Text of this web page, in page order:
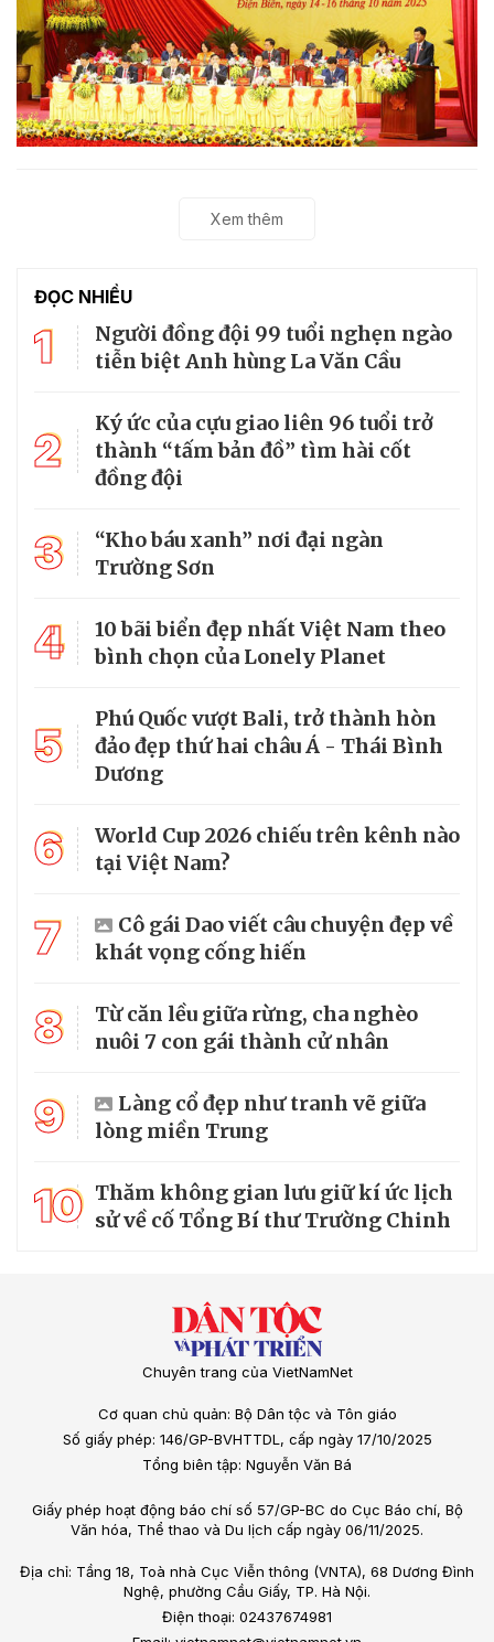
Xem thêm
ĐỌC NHIỀU
1
Người đồng đội 99 tuổi nghẹn ngào
tiễn biệt Anh hùng La Văn Cầu
2
Ký ức của cựu giao liên 96 tuổi trở
thành “tấm bản đồ” tìm hài cốt
đồng đội
3
“Kho báu xanh” nơi đại ngàn
Trường Sơn
4
10 bãi biển đẹp nhất Việt Nam theo
bình chọn của Lonely Planet
5
Phú Quốc vượt Bali, trở thành hòn
đảo đẹp thứ hai châu Á - Thái Bình
Dương
6
World Cup 2026 chiếu trên kênh nào
tại Việt Nam?
7
Cô gái Dao viết câu chuyện đẹp về
khát vọng cống hiến
8
Từ căn lều giữa rừng, cha nghèo
nuôi 7 con gái thành cử nhân
9
Làng cổ đẹp như tranh vẽ giữa
lòng miền Trung
10 Thăm không gian lưu giữ kí ức lịch
sử về cố Tổng Bí thư Trường Chinh
Chuyên trang của VietNamNet
Cơ quan chủ quản: Bộ Dân tộc và Tôn giáo
Số giấy phép: 146/GP-BVHTTDL, cấp ngày 17/10/2025
Tổng biên tập: Nguyễn Văn Bá
Giấy phép hoạt động báo chí số 57/GP-BC do Cục Báo chí, Bộ
Văn hóa, Thể thao và Du lịch cấp ngày 06/11/2025.
Địa chỉ: Tầng 18, Toà nhà Cục Viễn thông (VNTA), 68 Dương Đình
Nghệ, phường Cầu Giấy, TP. Hà Nội.
Điện thoại: 02437674981